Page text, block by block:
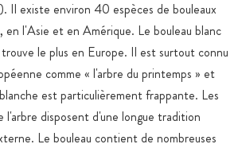
). Il existe environ 40 espèces de bouleaux
en l'Asie et en Amérique. Le bouleau blanc
le plus en Europe. Il est surtout connu
comme « l'arbre du printemps » et
est particulièrement frappante. Les
l'arbre disposent d'une longue tradition
Le bouleau contient de nombreuses